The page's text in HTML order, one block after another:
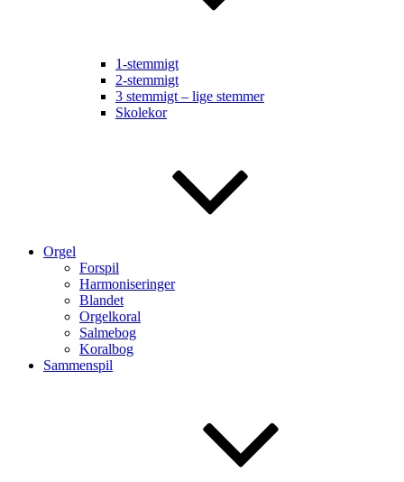
1-stemmigt
2-stemmigt
3 stemmigt – lige stemmer
Skolekor
Orgel
Forspil
Harmoniseringer
Blandet
Orgelkoral
Salmebog
Koralbog
Sammenspil